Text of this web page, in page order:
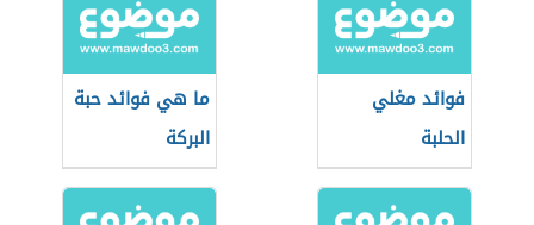
فوائد مغلي
الحلبة
ما هي فوائد حبة
البركة